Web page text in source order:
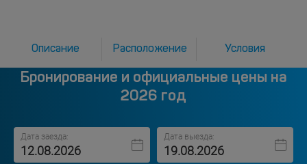
Описание Расположение Условия
Бронирование и официальные цены на
2026 год
Дата заезда: Дата выезда: